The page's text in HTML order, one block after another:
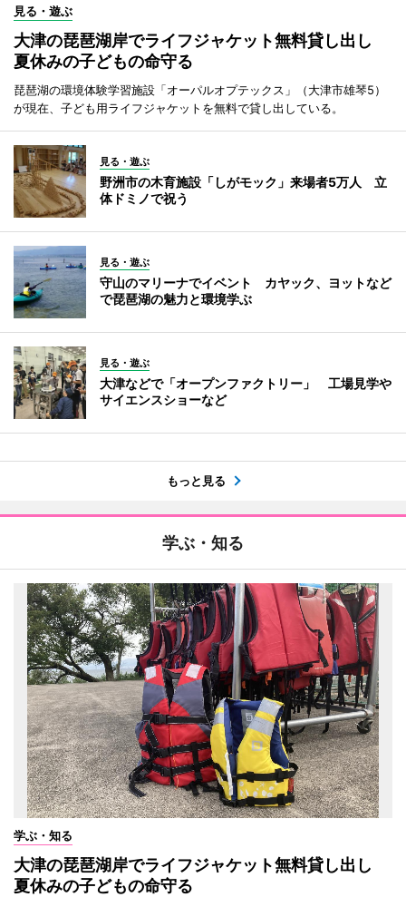
見る・遊ぶ
大津の琵琶湖岸でライフジャケット無料貸し出し
夏休みの子どもの命守る
琵琶湖の環境体験学習施設「オーパルオプテックス」（大津市雄琴5）
が現在、子ども用ライフジャケットを無料で貸し出している。
見る・遊ぶ
野洲市の木育施設「しがモック」来場者5万人 立
体ドミノで祝う
見る・遊ぶ
守山のマリーナでイベント カヤック、ヨットなど
で琵琶湖の魅力と環境学ぶ
見る・遊ぶ
大津などで「オープンファクトリー」 工場見学や
サイエンスショーなど
もっと見る
学ぶ・知る
学ぶ・知る
大津の琵琶湖岸でライフジャケット無料貸し出し
夏休みの子どもの命守る